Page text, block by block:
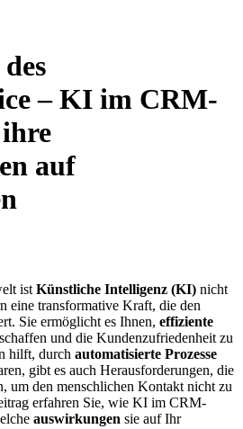
– KI im CRM-
auf
ist Künstliche Intelligenz (KI) nicht
eine transformative Kraft, die den
Sie ermöglicht es Ihnen, effiziente
und die Kundenzufriedenheit zu
hilft, durch automatisierte Prozesse
gibt es auch Herausforderungen, die
um den menschlichen Kontakt nicht zu
erfahren Sie, wie KI im CRM-
auswirkungen sie auf Ihr